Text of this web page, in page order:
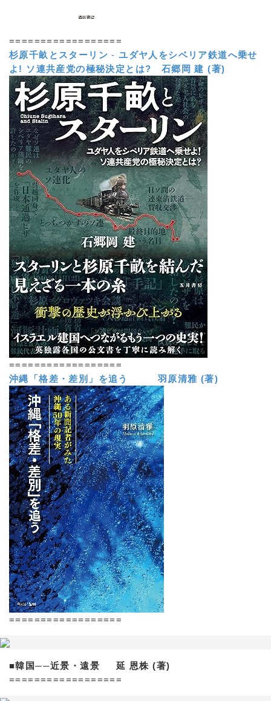
==================
杉原千畝とスターリン -ユダヤ人をシベリア鉄道へ乗せ
よ! ソ連共産党の極秘決定とは?
石郷岡 建 (著)
==================
沖縄「格差・差別」を追う 羽原清雅 (著)
==================
■韓国──近景・遠景 延 恩株 (著)
==================